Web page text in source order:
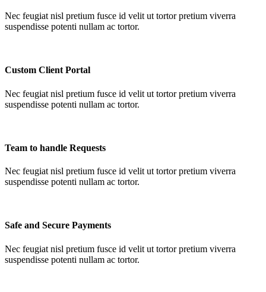
Nec feugiat nisl pretium fusce id velit ut tortor pretium viverra
suspendisse potenti nullam ac tortor.
Custom Client Portal
Nec feugiat nisl pretium fusce id velit ut tortor pretium viverra
suspendisse potenti nullam ac tortor.
Team to handle Requests
Nec feugiat nisl pretium fusce id velit ut tortor pretium viverra
suspendisse potenti nullam ac tortor.
Safe and Secure Payments
Nec feugiat nisl pretium fusce id velit ut tortor pretium viverra
suspendisse potenti nullam ac tortor.